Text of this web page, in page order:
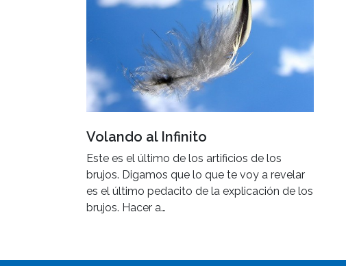
Volando al Infinito
Este es el último de los artificios de los
brujos. Digamos que lo que te voy a revelar
es el último pedacito de la explicación de los
brujos. Hacer a…